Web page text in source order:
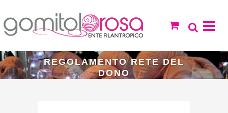
REGOLAMENTO RETE DEL
DONO